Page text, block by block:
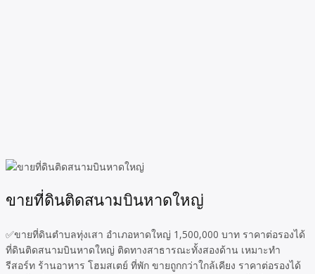
ขายที่ดินติดสนามบินหาดใหญ่
✅ขายที่ดินตำบลทุ่งเสา อำเภอหาดใหญ่ 1,500,000 บาท ราคาต่อรองได้
ที่ดินติดสนามบินหาดใหญ่ ติดทางสาธารณะทั้งสองด้าน เหมาะทำ
รีสอร์ท ร้านอาหาร โฮมสเตย์ ที่พัก ขายถูกกว่าใกล้เคียง ราคาต่อรองได้